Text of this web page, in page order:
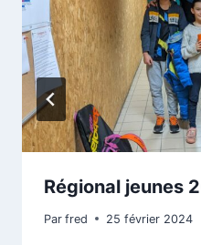
Régional jeunes
Par fred 25 février 2024